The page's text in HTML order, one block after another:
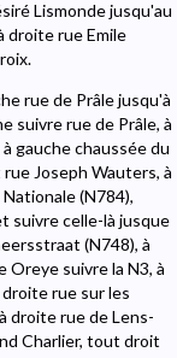
Lismonde jusqu'au
droite rue Emile
rue de Prâle jusqu'à
suivre rue de Prâle, à
gauche chaussée du
Joseph Wauters, à
(N784),
suivre celle-là jusque
(N748), à
Oreye suivre la N3, à
droite rue sur les
droite rue de Lens-
Charlier, tout droit